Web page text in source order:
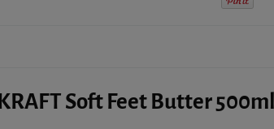
Soft Feet Butter